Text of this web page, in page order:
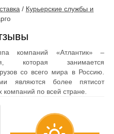
/ Курьерские службы и
компаний «Атлантик» –
которая занимается
со всего мира в Россию.
являются более пятисот
компаний по всей стране.